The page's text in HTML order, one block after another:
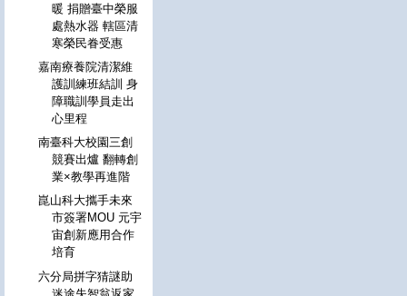
暖 捐贈臺中榮服
處熱水器 轄區清
寒榮民眷受惠
嘉南療養院清潔維
護訓練班結訓 身
障職訓學員走出
心里程
南臺科大校園三創
競賽出爐 翻轉創
業×教學再進階
崑山科大攜手未來
市簽署MOU 元宇
宙創新應用合作
培育
六分局拼字猜謎助